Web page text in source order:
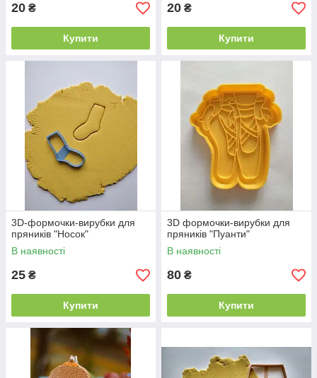
20 ₴
Купити
20 ₴
Купити
3D-формочки-вирубки для
пряників "Носок"
В наявності
25 ₴
Купити
3D формочки-вирубки для
пряників "Пуанти"
В наявності
80 ₴
Купити